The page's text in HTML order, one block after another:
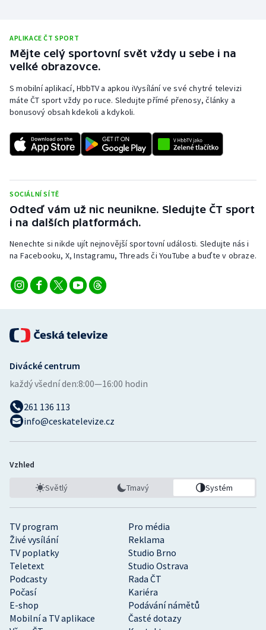
APLIKACE ČT SPORT
Mějte celý sportovní svět vždy u sebe i na
velké obrazovce.
S mobilní aplikací, HbbTV a apkou iVysílání ve své chytré televizi
máte ČT sport vždy po ruce. Sledujte přímé přenosy, články a
bonusový obsah kdekoli a kdykoli.
SOCIÁLNÍ SÍTĚ
Odteď vám už nic neunikne. Sledujte ČT sport
i na dalších platformách.
Nenechte si nikde ujít nejnovější sportovní události. Sledujte nás i
na Facebooku, X, Instagramu, Threads či YouTube a buďte v obraze.
TV program
Pro média
Živé vysílání
Reklama
TV poplatky
Studio Brno
Teletext
Studio Ostrava
Podcasty
Rada ČT
Počasí
Kariéra
E-shop
Podávání námětů
Mobilní a TV aplikace
Časté dotazy
Divácké centrum
každý všední den:8:00—16:00 hodin
261 136 113
info@ceskatelevize.cz
Vzhled
Světlý Tmavý Systém